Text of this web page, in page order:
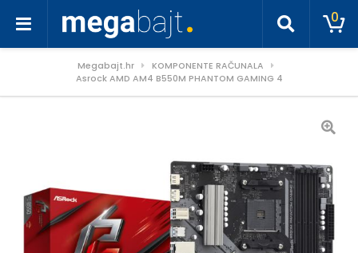
0
Megabajt.hr
KOMPONENTE RAČUNALA
Asrock AMD AM4 B550M PHANTOM GAMING 4